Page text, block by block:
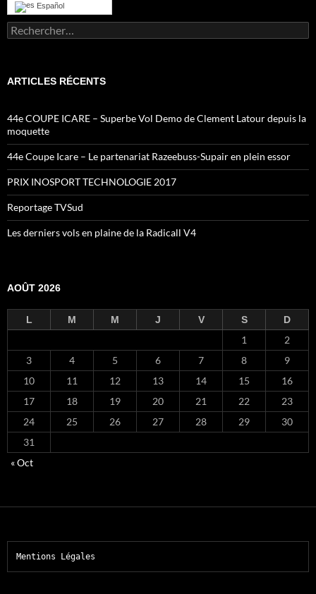
Español
Rechercher :
ARTICLES RÉCENTS
44e COUPE ICARE – Superbe Vol Demo de Clement Latour depuis la
moquette
44e Coupe Icare – Le partenariat Razeebuss-Supair en plein essor
PRIX INOSPORT TECHNOLOGIE 2017
Reportage TVSud
Les derniers vols en plaine de la Radicall V4
AOÛT 2026
L M M J V S D
1
2
3
4 5 6 7 8
9
10
11 12 13 14 15
16
17
18 19 20 21 22
23
24
25 26 27 28 29
30
31
« Oct
Mentions Légales